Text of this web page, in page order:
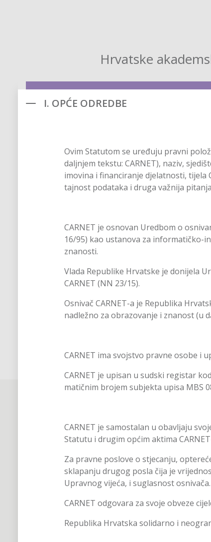
Hrvatske
I. OPĆE ODREDBE
Ovim Statutom se uređuju pravni
daljnjem tekstu: CARNET), naziv,
imovina i financiranje djelatnosti, tijela
tajnost podataka i druga važnija
CARNET je osnovan Uredbom o
16/95) kao ustanova za
znanosti.
Vlada Republike Hrvatske je donijela
CARNET (NN 23/15).
Osnivač CARNET-a je Republika
nadležno za obrazovanje i znanost (u
CARNET ima svojstvo pravne osobe i
CARNET je upisan u sudski registar
matičnim brojem subjekta upisa MBS
CARNET je samostalan u obavljaju
Statutu i drugim općim aktima
Za pravne poslove o stjecanju,
sklapanju drugog posla čija je
Upravnog vijeća, i suglasnost osnivača.
CARNET odgovara za svoje obveze
Republika Hrvatska solidarno i